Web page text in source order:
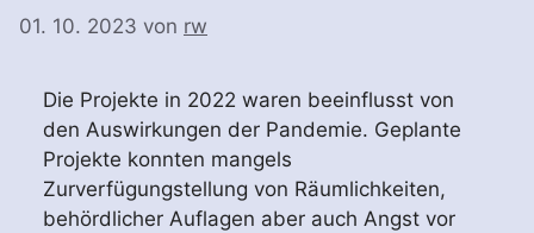
01. 10. 2023 von rw
Die Projekte in 2022 waren beeinflusst von
den Auswirkungen der Pandemie. Geplante
Projekte konnten mangels
Zurverfügungstellung von Räumlichkeiten,
behördlicher Auflagen aber auch Angst vor